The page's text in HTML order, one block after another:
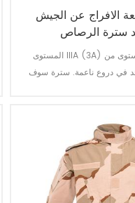
الافراج عن الجيش
سترة الرصاص
المستوى IIIA (3A) هو عادة أعلى مستوى من
في دروع ناعمة. سترة سوف